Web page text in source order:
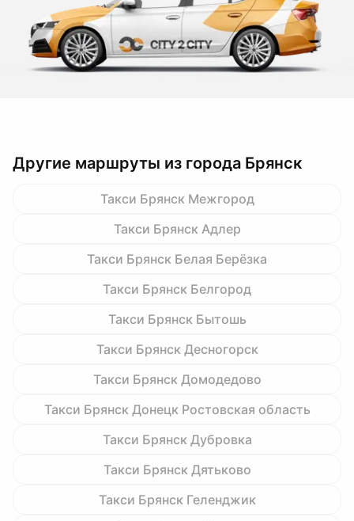
Другие маршруты из города Брянск
Такси Брянск Межгород
Такси Брянск Адлер
Такси Брянск Белая Берёзка
Такси Брянск Белгород
Такси Брянск Бытошь
Такси Брянск Десногорск
Такси Брянск Домодедово
Такси Брянск Донецк Ростовская область
Такси Брянск Дубровка
Такси Брянск Дятьково
Такси Брянск Геленджик